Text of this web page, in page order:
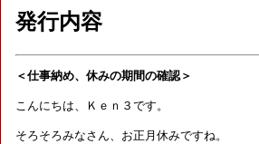
発行内容
＜仕事納め、休みの期間の確認＞
こんにちは、Ｋｅｎ３です。
そろそろみなさん、お正月休みですね。